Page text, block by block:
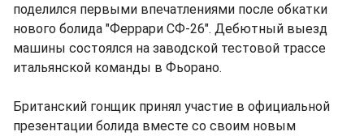
поделился первыми впечатлениями после обкатки
нового болида "Феррари СФ-26". Дебютный выезд
машины состоялся на заводской тестовой трассе
итальянской команды в Фьорано.
Британский гонщик принял участие в официальной
презентации болида вместе со своим новым